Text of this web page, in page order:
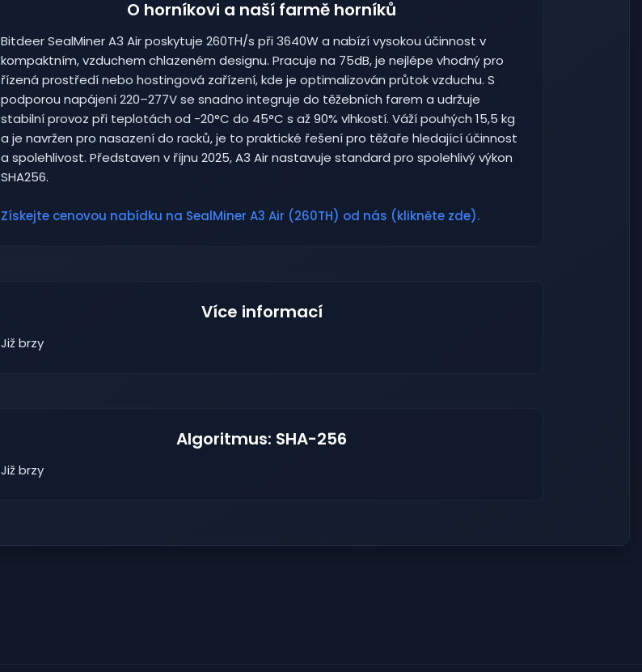
O horníkovi a naší farmě horníků
Bitdeer SealMiner A3 Air poskytuje 260TH/s při 3640W a nabízí vysokou účinnost v
kompaktním, vzduchem chlazeném designu. Pracuje na 75dB, je nejlépe vhodný pro
řízená prostředí nebo hostingová zařízení, kde je optimalizován průtok vzduchu. S
podporou napájení 220–277V se snadno integruje do těžebních farem a udržuje
stabilní provoz při teplotách od -20°C do 45°C s až 90% vlhkostí. Váží pouhých 15,5 kg
a je navržen pro nasazení do racků, je to praktické řešení pro těžaře hledající účinnost
a spolehlivost. Představen v říjnu 2025, A3 Air nastavuje standard pro spolehlivý výkon
SHA256.
Získejte cenovou nabídku na SealMiner A3 Air (260TH) od nás (klikněte zde).
Více informací
Již brzy
Algoritmus: SHA-256
Již brzy